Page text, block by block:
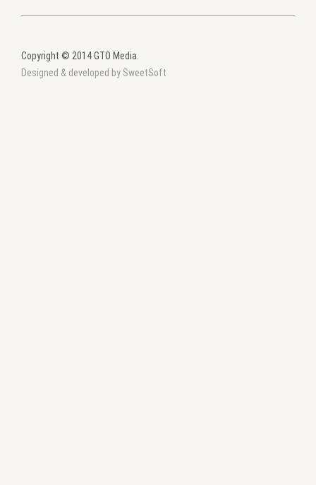
Copyright © 2014 GTO Media.
Designed & developed by SweetSoft